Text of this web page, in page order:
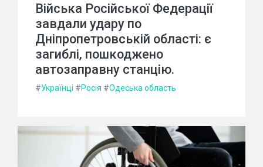
Війська Російської Федерації
завдали удару по
Дніпропетровській області: є
загиблі, пошкоджено
автозаправну станцію.
#Українці #Росія #Одеська область